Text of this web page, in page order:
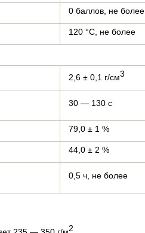
0 баллов, не более
120 °С, не более
2,6 ± 0,1 г/см3
30 — 130 с
79,0 ± 1 %
44,0 ± 2 %
0,5 ч, не более
2